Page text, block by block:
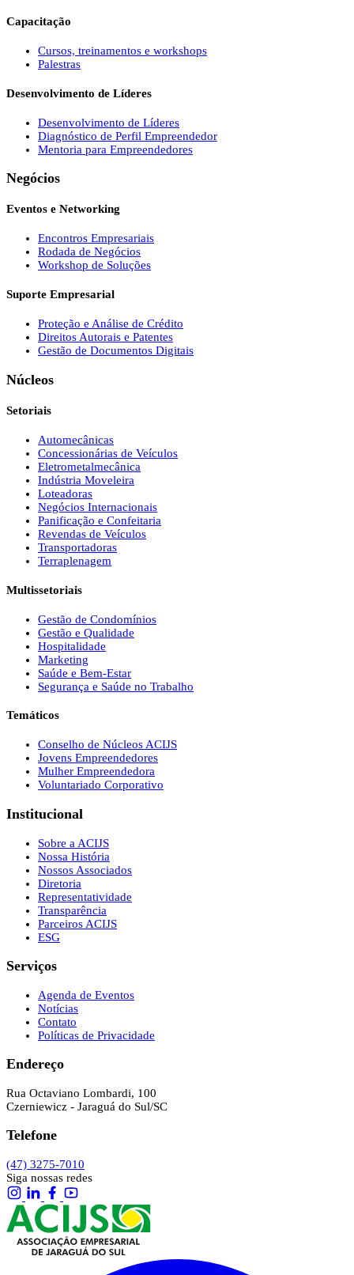
Capacitação
Cursos, treinamentos e workshops
Palestras
Desenvolvimento de Líderes
Desenvolvimento de Líderes
Diagnóstico de Perfil Empreendedor
Mentoria para Empreendedores
Negócios
Eventos e Networking
Encontros Empresariais
Rodada de Negócios
Workshop de Soluções
Suporte Empresarial
Proteção e Análise de Crédito
Direitos Autorais e Patentes
Gestão de Documentos Digitais
Núcleos
Setoriais
Automecânicas
Concessionárias de Veículos
Eletrometalmecânica
Indústria Moveleira
Loteadoras
Negócios Internacionais
Panificação e Confeitaria
Revendas de Veículos
Transportadoras
Terraplenagem
Multissetoriais
Gestão de Condomínios
Gestão e Qualidade
Hospitalidade
Marketing
Saúde e Bem-Estar
Segurança e Saúde no Trabalho
Temáticos
Conselho de Núcleos ACIJS
Jovens Empreendedores
Mulher Empreendedora
Voluntariado Corporativo
Institucional
Sobre a ACIJS
Nossa História
Nossos Associados
Diretoria
Representatividade
Transparência
Parceiros ACIJS
ESG
Serviços
Agenda de Eventos
Notícias
Contato
Políticas de Privacidade
Endereço
Rua Octaviano Lombardi, 100
Czerniewicz - Jaraguá do Sul/SC
Telefone
(47) 3275-7010
Siga nossas redes